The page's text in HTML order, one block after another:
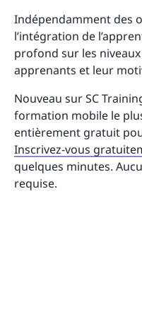
Indépendamment des
l’intégration de
profond sur les
apprenants et leur
Nouveau sur SC
formation mobile le
entièrement gratuit
Inscrivez-vous
quelques minutes.
requise.